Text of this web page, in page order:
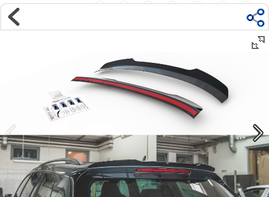
Магазин
Интернет-магазин �...
Наверх ▲
Наши контакты:
г. Москва, м.ВДНХ
ул Ярославская д9 к2с5
Телефон:
+7 985 364 2044
@vonardtuning:vonard.ru
График работы по московскому времени: